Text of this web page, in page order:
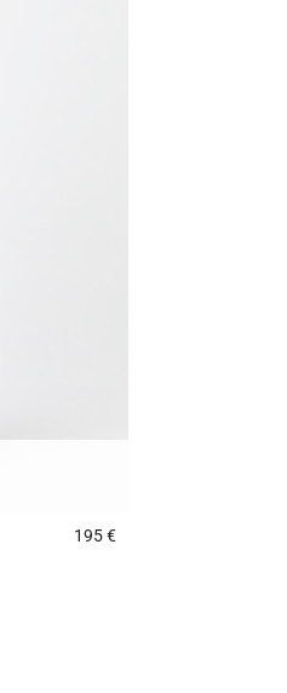
195 €5 out of 5 Customer